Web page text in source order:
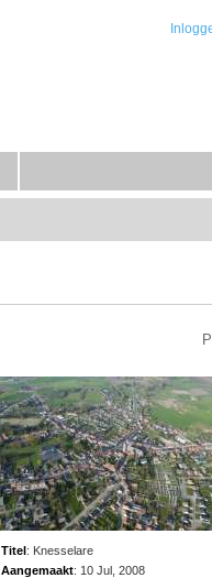
Titel: Knesselare
Aangemaakt: 10 Jul, 2008